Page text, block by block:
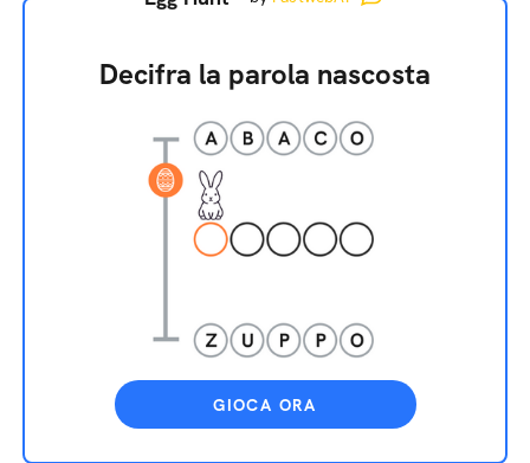
Decifra la parola nascosta
GIOCA ORA